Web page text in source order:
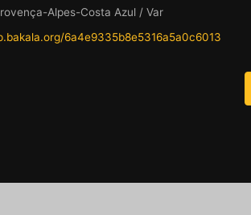
Alpes-Costa Azul / Var
6a4e9335b8e5316a5a0c6013